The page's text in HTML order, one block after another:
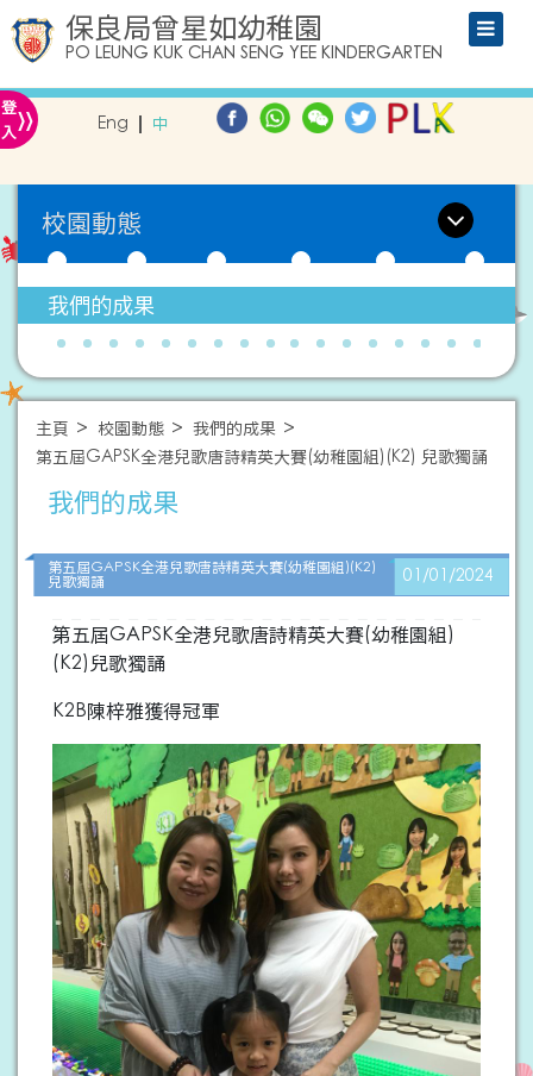
保良局曾星如幼稚園
PO LEUNG KUK CHAN SENG YEE KINDERGARTEN
登
入» Eng 中
校園動態
我們的成果
主頁 校園動態
我們的成果
第五屆GAPSK全港兒歌唐詩精英大賽(幼稚園組)(K2) 兒歌獨誦
我們的成果
第五屆GAPSK全港兒歌唐詩精英大賽(幼稚園組)(K2)
兒歌獨誦 01/01/2024
第五屆GAPSK全港兒歌唐詩精英大賽(幼稚園組)
(K2)兒歌獨誦
K2B陳梓雅獲得冠軍